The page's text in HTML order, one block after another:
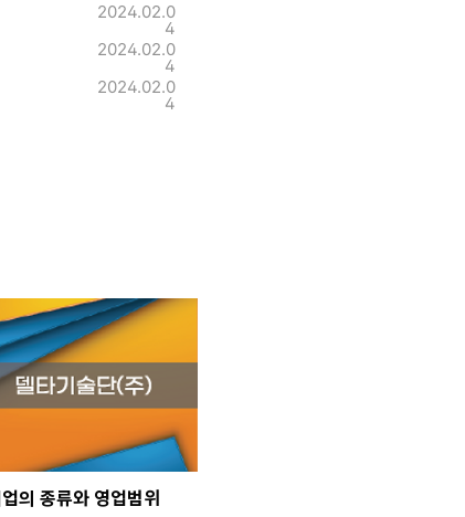
2024.02.0
4
2024.02.0
4
2024.02.0
4
의 종류와 영업범위